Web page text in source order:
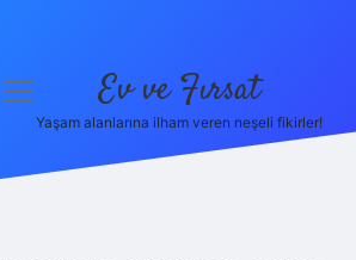
menüyü
Ev ve Fırsat
Yaşam alanlarına ilham veren neşeli fikirler!